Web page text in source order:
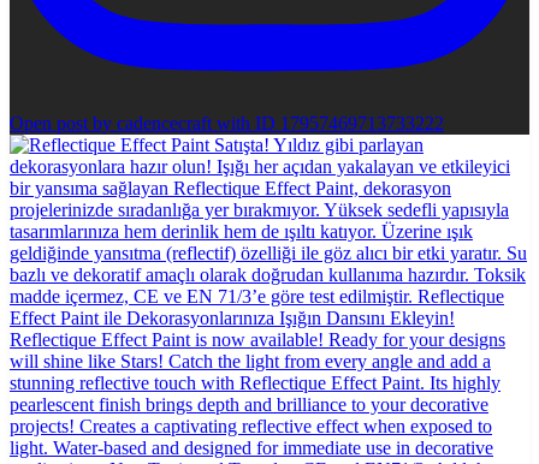
Open post by cadencecraft with ID 17957469713733222